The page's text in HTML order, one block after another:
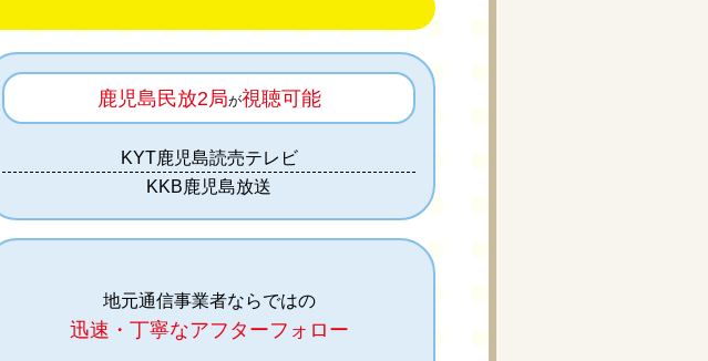
鹿児島民放2局が視聴可能
KYT鹿児島読売テレビ
KKB鹿児島放送
地元通信事業者ならではの
迅速・丁寧なアフターフォロー